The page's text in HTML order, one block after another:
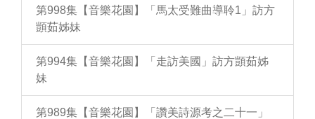
第998集【音樂花園】「馬太受難曲導聆1」訪方
顗茹姊妹
第994集【音樂花園】「走訪美國」訪方顗茹姊
妹
第989集【音樂花園】「讚美詩源考之二十一」